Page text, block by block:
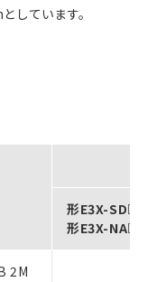
しています。
形E3X-SD□
形E3X-NA□
2M